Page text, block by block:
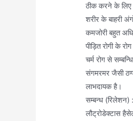
ठीक करने के लिए
शरीर के बाहरी
कमजोरी बहुत
पीड़ित रोगी के
चर्म रोग से
संगमरमर जैसी
लाभदायक है।
सम्बन्ध (रिलेशन)
लौट्रोडेक्टास